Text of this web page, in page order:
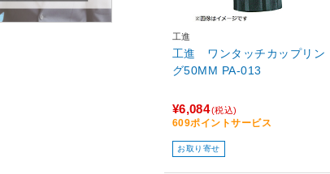
工進
工進 ワンタッチカップリン
グ50MM PA-013
¥6,084(税込)
609ポイントサービス
お取り寄せ